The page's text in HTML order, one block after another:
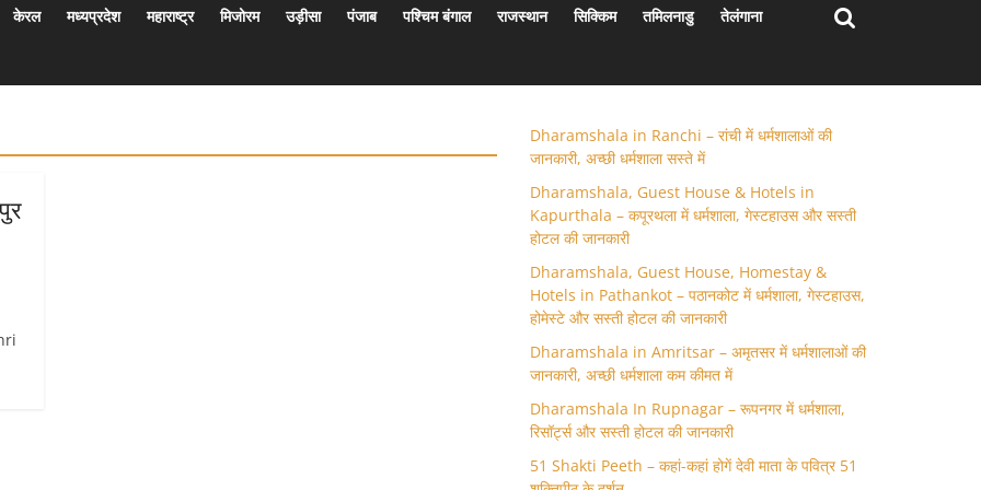
केरल मध्यप्रदेश महाराष्ट्र मिजोरम उड़ीसा पंजाब पश्चिम बंगाल राजस्थान सिक्किम तमिलनाडु तेलंगाना
Dharamshala in Ranchi – रांची में धर्मशालाओं की
जानकारी, अच्छी धर्मशाला सस्ते में
Dharamshala, Guest House & Hotels in
Kapurthala – कपूरथला में धर्मशाला, गेस्टहाउस और सस्ती
होटल की जानकारी
Dharamshala, Guest House, Homestay &
Hotels in Pathankot – पठानकोट में धर्मशाला, गेस्टहाउस,
होमेस्टे और सस्ती होटल की जानकारी
Dharamshala in Amritsar – अमृतसर में धर्मशालाओं की
जानकारी, अच्छी धर्मशाला कम कीमत में
Dharamshala In Rupnagar – रूपनगर में धर्मशाला,
रिसॉर्ट्स और सस्ती होटल की जानकारी
51 Shakti Peeth – कहां-कहां होगें देवी माता के पवित्र 51